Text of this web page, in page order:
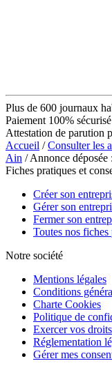
Plus de 600 journaux
Paiement 100% sécurisé
Attestation de parution
Accueil /Consulter les
Ain / Annonce
Fiches pratiques et
Créer son
Gérer son
Fermer son
Toutes nos fiches
Notre société
Mentions légales
Conditions
Charte Cookies
Politique de
Exercer vos
Réglementation
Gérer mes